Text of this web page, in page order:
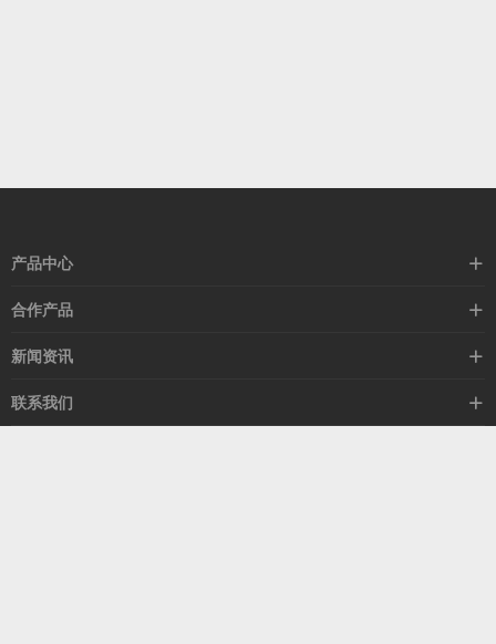
产品中心
高速线缆
以太网交换机
合作产品
希捷硬盘
新闻资讯
行业动态
技术视角
联系我们